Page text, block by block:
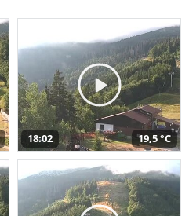
18:02 19,5 °C